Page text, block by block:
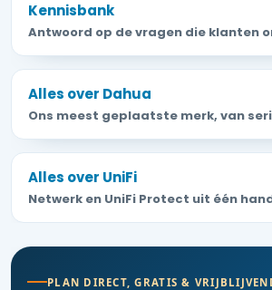
Kennisbank
Antwoord op de vragen die klanten
Alles over Dahua
Ons meest geplaatste merk, van
Alles over UniFi
Netwerk en UniFi Protect uit één
PLAN DIRECT, GRATIS &